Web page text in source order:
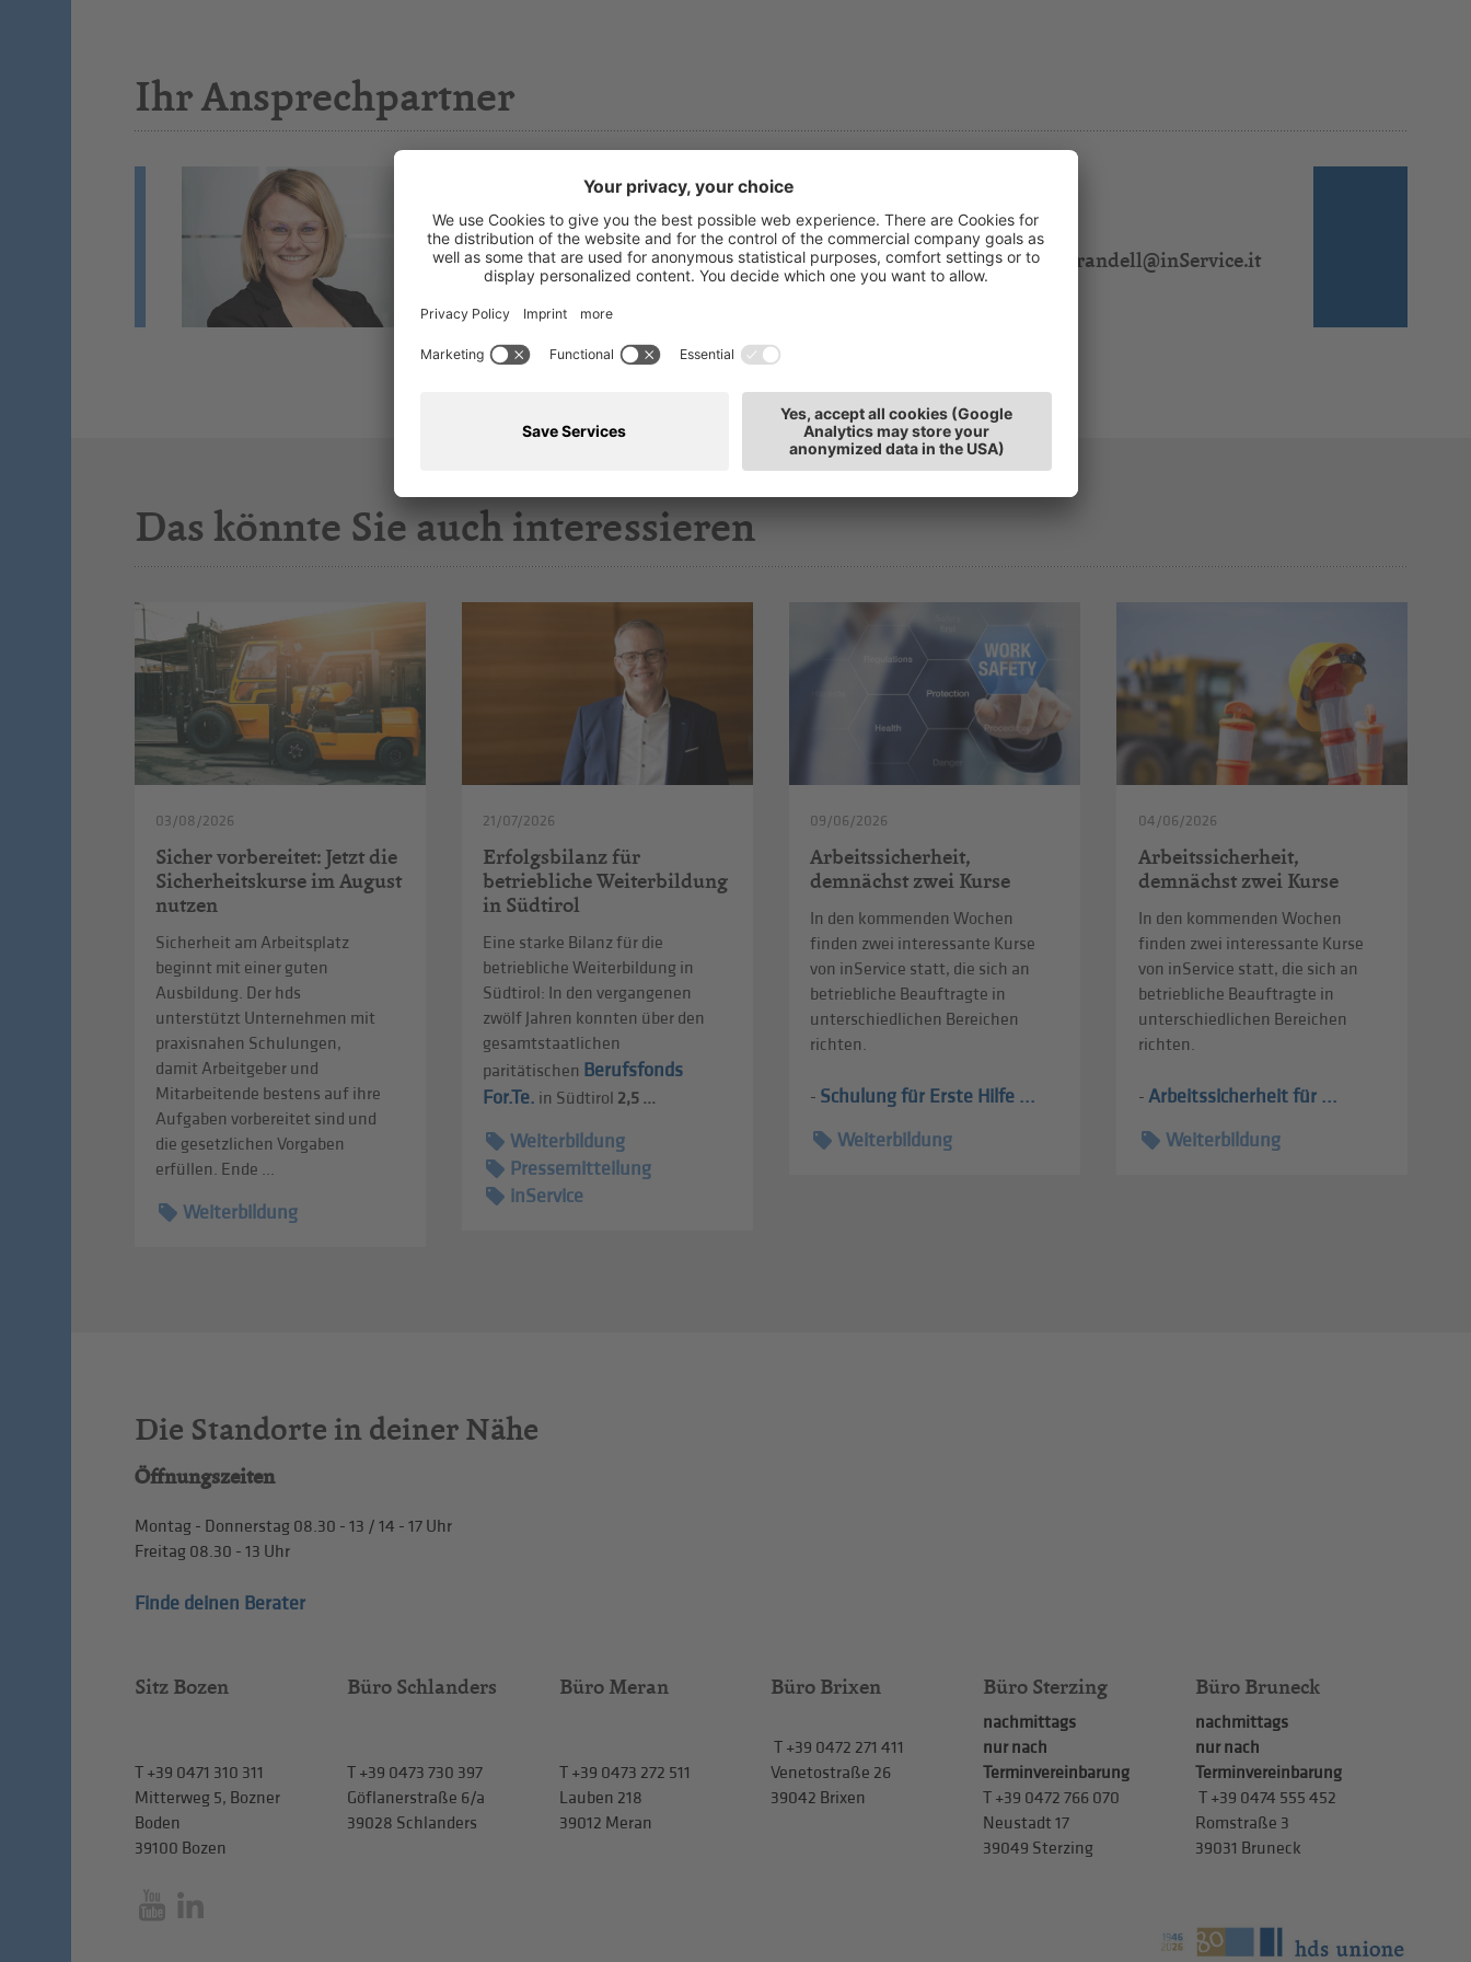
Ihr Ansprechpartner
Birgit Morandell
Weiterbildung
Mitarbeiterin
Sitz: Bozen
T: 0471 310 325
E-Mail:birgit.morandell@inService.it
Das könnte Sie auch interessieren
03/08/2026
Sicher vorbereitet: Jetzt die
Sicherheitskurse im August
nutzen
Sicherheit am Arbeitsplatz
beginnt mit einer guten
Ausbildung. Der hds
unterstützt Unternehmen mit
praxisnahen Schulungen,
damit Arbeitgeber und
Mitarbeitende bestens auf ihre
Aufgaben vorbereitet sind und
die gesetzlichen Vorgaben
erfüllen. Ende ...
Weiterbildung
21/07/2026
Erfolgsbilanz für
betriebliche Weiterbildung
in Südtirol
Eine starke Bilanz für die
betriebliche Weiterbildung in
Südtirol: In den vergangenen
zwölf Jahren konnten über den
gesamtstaatlichen
paritätischen Berufsfonds
For.Te. in Südtirol 2,5 ...
Weiterbildung
Pressemitteilung
inService
09/06/2026
Arbeitssicherheit,
demnächst zwei Kurse
In den kommenden Wochen
finden zwei interessante Kurse
von inService statt, die sich an
betriebliche Beauftragte in
unterschiedlichen Bereichen
richten.
- Schulung für Erste Hilfe ...
Weiterbildung
04/06/2026
Arbeitssicherheit,
demnächst zwei Kurse
In den kommenden Wochen
finden zwei interessante Kurse
von inService statt, die sich an
betriebliche Beauftragte in
unterschiedlichen Bereichen
richten.
- Arbeitssicherheit für ...
Weiterbildung
Die Standorte in deiner Nähe
Öffnungszeiten
Montag - Donnerstag 08.30 - 13 / 14 - 17 Uhr
Freitag 08.30 - 13 Uhr
Finde deinen Berater
Sitz Bozen
T+39 0471 310 311
Mitterweg 5, Bozner
Boden
39100 Bozen
Büro Schlanders
T+39 0473 730 397
Göflanerstraße 6/a
39028 Schlanders
Büro Meran
T+39 0473 272 511
Lauben 218
39012 Meran
Büro Brixen
T +39 0472 271 411
Venetostraße 26
39042 Brixen
Büro Sterzing
nachmittags
nur nach
Terminvereinbarung
T +39 0472 766 070
Neustadt 17
39049 Sterzing
Büro Bruneck
nachmittags
nur nach
Terminvereinbarung
T +39 0474 555 452
Romstraße 3
39031 Bruneck